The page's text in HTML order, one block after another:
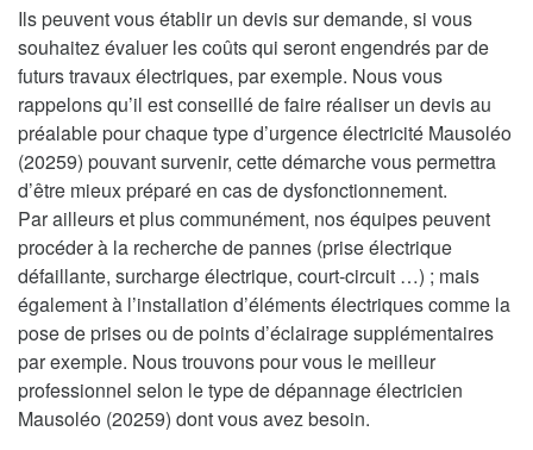
Ils peuvent vous établir un devis sur demande, si vous
souhaitez évaluer les coûts qui seront engendrés par de
futurs travaux électriques, par exemple. Nous vous
rappelons qu’il est conseillé de faire réaliser un devis au
préalable pour chaque type d’urgence électricité Mausoléo
(20259) pouvant survenir, cette démarche vous permettra
d’être mieux préparé en cas de dysfonctionnement.
Par ailleurs et plus communément, nos équipes peuvent
procéder à la recherche de pannes (prise électrique
défaillante, surcharge électrique, court-circuit …) ; mais
également à l’installation d’éléments électriques comme la
pose de prises ou de points d’éclairage supplémentaires
par exemple. Nous trouvons pour vous le meilleur
professionnel selon le type de dépannage électricien
Mausoléo (20259) dont vous avez besoin.